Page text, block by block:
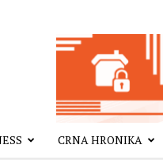
CRNA HRONIKA